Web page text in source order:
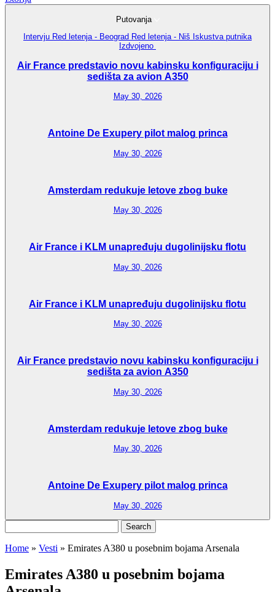
Putovanja
Intervju Red letenja - Beograd Red letenja - Niš Iskustva putnika
Izdvojeno
Air France predstavio novu kabinsku konfiguraciju i
sedišta za avion A350
May 30, 2026
Antoine De Exupery pilot malog princa
May 30, 2026
Amsterdam redukuje letove zbog buke
May 30, 2026
Air France i KLM unapređuju dugolinijsku flotu
May 30, 2026
Air France i KLM unapređuju dugolinijsku flotu
May 30, 2026
Air France predstavio novu kabinsku konfiguraciju i
sedišta za avion A350
May 30, 2026
Amsterdam redukuje letove zbog buke
May 30, 2026
Antoine De Exupery pilot malog princa
May 30, 2026
for:
Home » Vesti » Emirates A380 u posebnim bojama Arsenala
Emirates A380 u posebnim bojama